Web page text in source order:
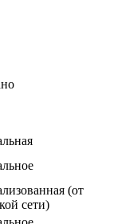
(от
сети)